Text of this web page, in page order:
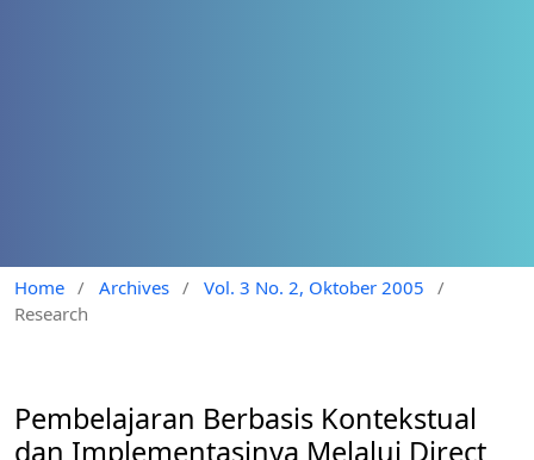
Home / Archives / Vol. 3 No. 2, Oktober 2005
/
Research
Pembelajaran Berbasis Kontekstual
dan Implementasinya Melalui Direct